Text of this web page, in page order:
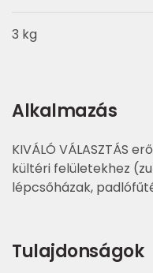
3 kg
Alkalmazás
KIVÁLÓ VÁLASZTÁS
kültéri felületekhez
lépcsőházak,
Tulajdonságok